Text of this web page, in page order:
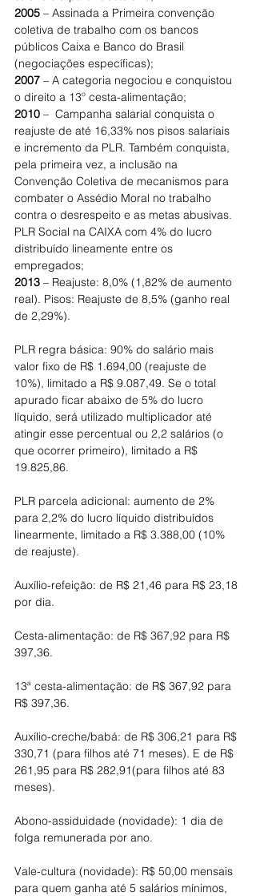
2005 – Assinada a Primeira convenção
coletiva de trabalho com os bancos
públicos Caixa e Banco do Brasil
(negociações específicas);
2007 – A categoria negociou e conquistou
o direito a 13º cesta-alimentação;
2010 –  Campanha salarial conquista o
reajuste de até 16,33% nos pisos salariais
e incremento da PLR. Também conquista,
pela primeira vez, a inclusão na
Convenção Coletiva de mecanismos para
combater o Assédio Moral no trabalho
contra o desrespeito e as metas abusivas.
PLR Social na CAIXA com 4% do lucro
distribuído lineamente entre os
empregados;
2013 – Reajuste: 8,0% (1,82% de aumento
real). Pisos: Reajuste de 8,5% (ganho real
de 2,29%).
PLR regra básica: 90% do salário mais
valor fixo de R$ 1.694,00 (reajuste de
10%), limitado a R$ 9.087,49. Se o total
apurado ficar abaixo de 5% do lucro
líquido, será utilizado multiplicador até
atingir esse percentual ou 2,2 salários (o
que ocorrer primeiro), limitado a R$
19.825,86.
PLR parcela adicional: aumento de 2%
para 2,2% do lucro líquido distribuídos
linearmente, limitado a R$ 3.388,00 (10%
de reajuste).
Auxílio-refeição: de R$ 21,46 para R$ 23,18
por dia.
Cesta-alimentação: de R$ 367,92 para R$
397,36.
13ª cesta-alimentação: de R$ 367,92 para
R$ 397,36.
Auxílio-creche/babá: de R$ 306,21 para R$
330,71 (para filhos até 71 meses). E de R$
261,95 para R$ 282,91(para filhos até 83
meses).
Abono-assiduidade (novidade): 1 dia de
folga remunerada por ano.
Vale-cultura (novidade): R$ 50,00 mensais
para quem ganha até 5 salários mínimos,